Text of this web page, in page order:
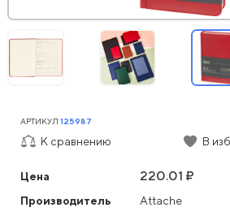
Цена 220.01 ₽
Производитель
Attache
АРТИКУЛ 125987
К сравнению В